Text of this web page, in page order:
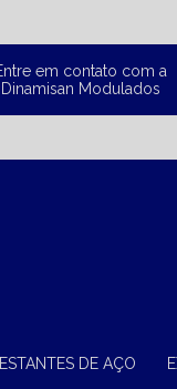
em contato com a
Dinamisan Modulados
ESTANTES DE AÇO